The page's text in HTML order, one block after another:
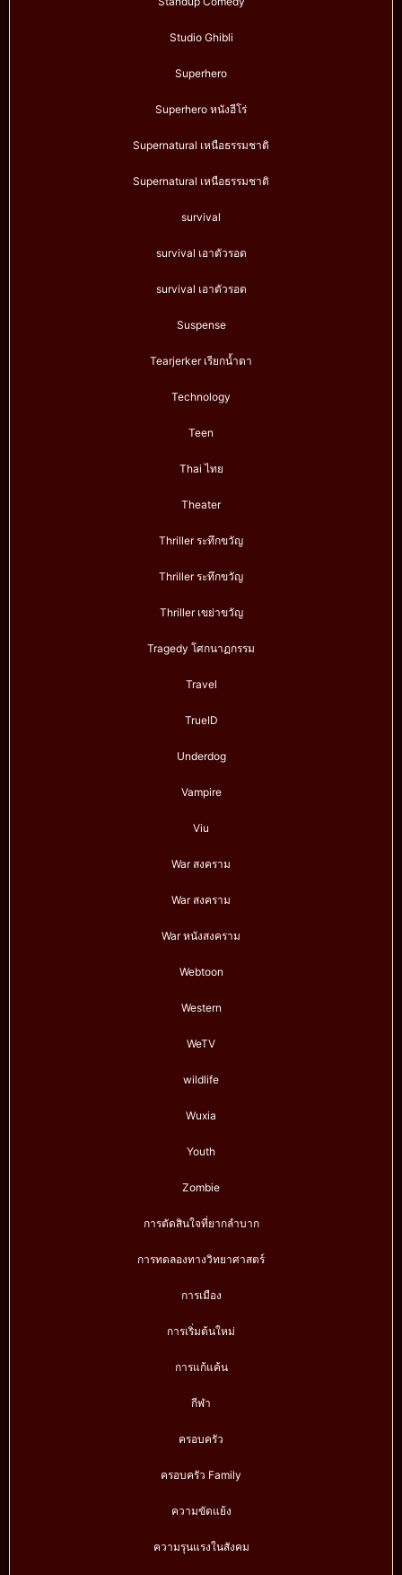
Studio Ghibli
Superhero
Superhero หนังฮีโร่
Supernatural เหนือธรรมชาติ
Supernatural เหนือธรรมชาติ
survival
survival เอาตัวรอด
survival เอาตัวรอด
Suspense
Tearjerker เรียกน้ำตา
Technology
Teen
Thai ไทย
Theater
Thriller ระทึกขวัญ
Thriller ระทึกขวัญ
Thriller เขย่าขวัญ
Tragedy โศกนาฏกรรม
Travel
TrueID
Underdog
Vampire
Viu
War สงคราม
War สงคราม
War หนังสงคราม
Webtoon
Western
WeTV
wildlife
Wuxia
Youth
Zombie
การตัดสินใจที่ยากลำบาก
การทดลองทางวิทยาศาสตร์
การเมือง
การเริ่มต้นใหม่
การแก้แค้น
กีฬา
ครอบครัว
ครอบครัว Family
ความขัดแย้ง
ความรุนแรงในสังคม